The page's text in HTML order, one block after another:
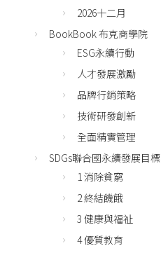
2026十二月
BookBook 布克商學院
ESG永續行動
人才發展激勵
品牌行銷策略
技術研發創新
全面精實管理
SDGs聯合國永續發展目標
1 消除貧窮
2 終結饑餓
3 健康與福祉
4 優質教育